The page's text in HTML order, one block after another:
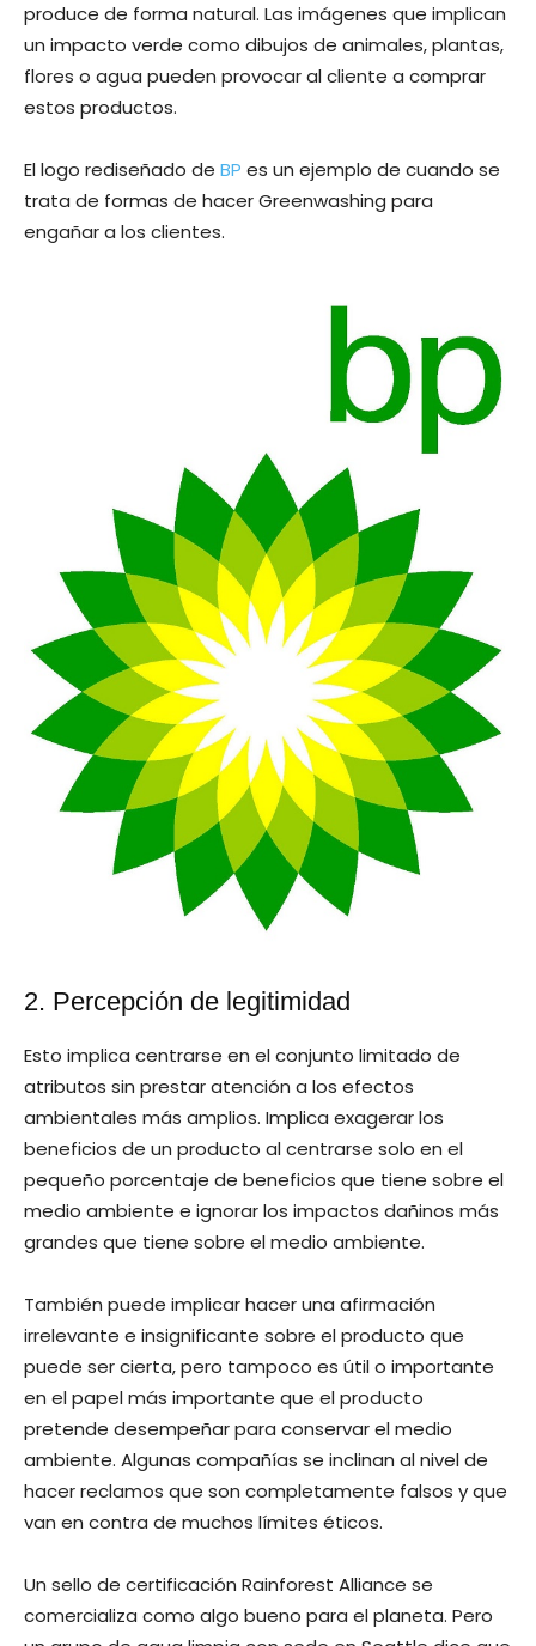
produce de forma natural. Las imágenes que implican
un impacto verde como dibujos de animales, plantas,
flores o agua pueden provocar al cliente a comprar
estos productos.
El logo rediseñado de BP es un ejemplo de cuando se
trata de formas de hacer Greenwashing para
engañar a los clientes.
2. Percepción de legitimidad
Esto implica centrarse en el conjunto limitado de
atributos sin prestar atención a los efectos
ambientales más amplios. Implica exagerar los
beneficios de un producto al centrarse solo en el
pequeño porcentaje de beneficios que tiene sobre el
medio ambiente e ignorar los impactos dañinos más
grandes que tiene sobre el medio ambiente.
También puede implicar hacer una afirmación
irrelevante e insignificante sobre el producto que
puede ser cierta, pero tampoco es útil o importante
en el papel más importante que el producto
pretende desempeñar para conservar el medio
ambiente. Algunas compañías se inclinan al nivel de
hacer reclamos que son completamente falsos y que
van en contra de muchos límites éticos.
Un sello de certificación Rainforest Alliance se
comercializa como algo bueno para el planeta. Pero